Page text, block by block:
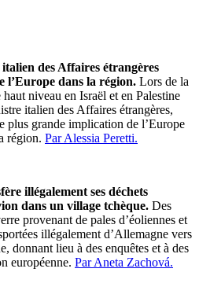
des Affaires étrangères
l’Europe dans la région. Lors de la
niveau en Israël et en Palestine
italien des Affaires étrangères,
plus grande implication de l’Europe
région. Par Alessia Peretti.
illégalement ses déchets
dans un village tchèque. Des
provenant de pales d’éoliennes et
illégalement d’Allemagne vers
donnant lieu à des enquêtes et à des
européenne. Par Aneta Zachová.